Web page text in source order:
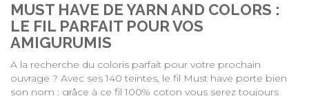
MUST HAVE DE YARN AND COLORS :
LE FIL PARFAIT POUR VOS
AMIGURUMIS
A la recherche du coloris parfait pour votre prochain
ouvrage ? Avec ses 140 teintes, le fil Must have porte bien
son nom : grâce à ce fil 100% coton vous serez toujours